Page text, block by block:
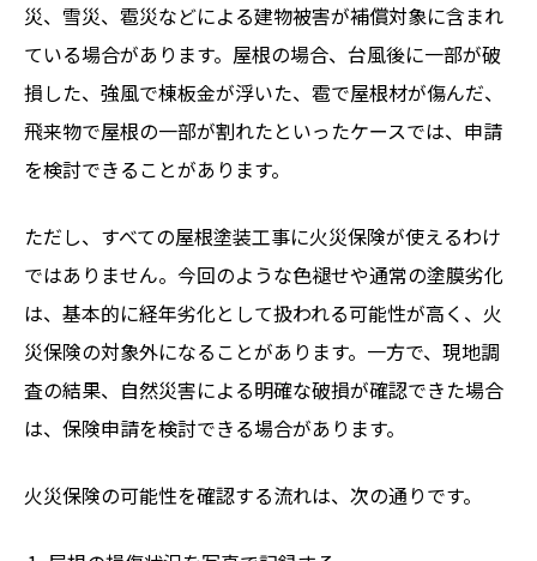
災、雪災、雹災などによる建物被害が補償対象に含まれ
ている場合があります。屋根の場合、台風後に一部が破
損した、強風で棟板金が浮いた、雹で屋根材が傷んだ、
飛来物で屋根の一部が割れたといったケースでは、申請
を検討できることがあります。
ただし、すべての屋根塗装工事に火災保険が使えるわけ
ではありません。今回のような色褪せや通常の塗膜劣化
は、基本的に経年劣化として扱われる可能性が高く、火
災保険の対象外になることがあります。一方で、現地調
査の結果、自然災害による明確な破損が確認できた場合
は、保険申請を検討できる場合があります。
火災保険の可能性を確認する流れは、次の通りです。